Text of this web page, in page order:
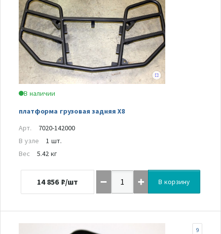
В наличии
платформа грузовая задняя Х8
Арт.
7020-142000
В узле
1 шт.
Вес
5.42 кг
14 856 ₽/шт В корзину
9